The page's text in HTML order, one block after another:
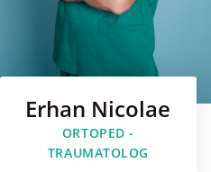
Erhan Nicolae
ORTOPED -
TRAUMATOLOG